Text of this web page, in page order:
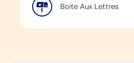
Boite Aux Lettres